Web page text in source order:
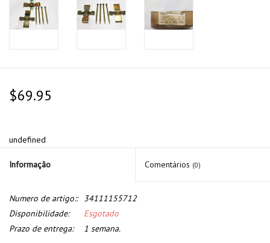
$69.95
undefined
Informação Comentários (0)
Numero de artigo::
34111155712
Disponibilidade:
Esgotado
Prazo de entrega:
1 semana.